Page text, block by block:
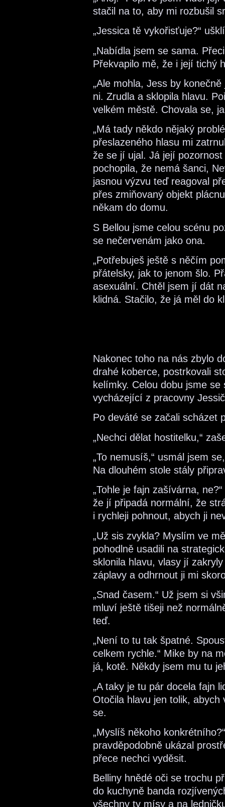
stačil na to, aby mi rozbušil
„Jessica tě vykořisťuje?“
„Nabídla jsem se sama.
Překvapilo mě, že i její tichý
„Ale mohla, Jess by
ni. Zrudla a sklopila hlavu.
velkém městě. Chovala se,
„Má tady někdo nějaký
přeslazeného hlasu mi
že se jí ujal. Já její
pochopila, že nemá šanci,
jasnou výzvu teď reagoval
přes zmiňovaný objekt
někam do domu.
S Bellou jsme celou scénu
se nečervenám jako ona.
„Potřebuješ ještě s něčím
přátelsky, jak to jenom šlo.
asexuální. Chtěl jsem jí dát
klidná. Stačilo, že já měl do
Nakonec toho na nás zbylo
drahé koberce, postrkovali
kelímky. Celou dobu jsme
vycházející z pracovny
Po deváté se začali scházet
„Nechci dělat hostitelku,“
„To nemusíš,“ usmál jsem
Na dlouhém stole stály
„Tohle je fajn zašívárna,
že jí připadá normální, že
i rychleji pohnout, abych ji
„Už sis zvykla? Myslím ve
pohodlně usadili na
sklonila hlavu, vlasy jí
záplavy a odhrnout ji mi
„Snad časem.“ Už jsem si
mluví ještě tišeji než
teď.
„Není to tu tak špatné.
celkem rychle.“ Mike by na
já, kotě. Někdy jsem mu tu
„A taky je tu pár docela fajn
Otočila hlavu jen tolik,
se.
„Myslíš někoho
pravděpodobně ukázal
přece nechci vyděsit.
Belliny hnědé oči se trochu
do kuchyně banda
všechny ty mísy a na